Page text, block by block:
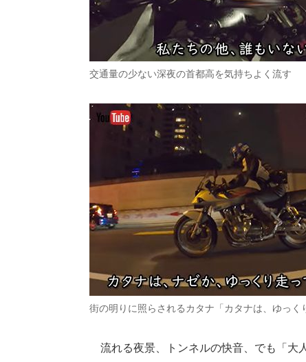
交通量の少ない深夜の首都高を気持ちよく流す
街の明りに照らされるカタナ「カタナは、ゆっく
流れる夜景、トンネルの快音、でも「大